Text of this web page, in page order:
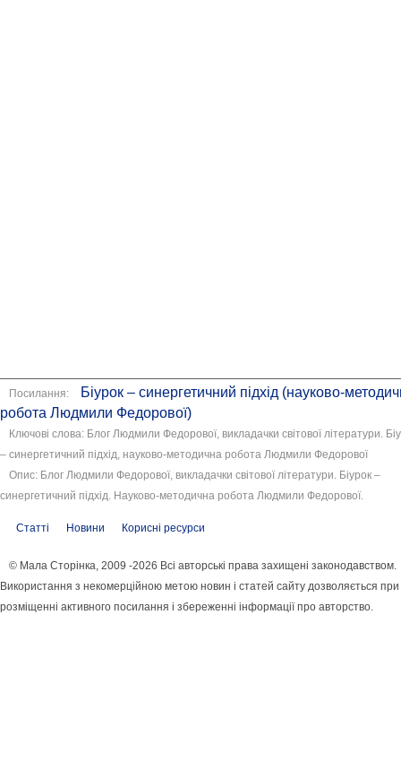
Посилання:
Біурок – синергетичний підхід (науково-
робота Людмили Федорової)
Ключові слова: Блог Людмили Федорової, викладачки світової літератури.
– синергетичний підхід, науково-методична робота Людмили Федорової
Опис: Блог Людмили Федорової, викладачки світової літератури. Біурок –
синергетичний підхід. Науково-методична робота Людмили Федорової.
Статті Новини Корисні ресурси
© Мала Сторінка, 2009 -2026 Всі авторські права захищені законодавством.
Використання з некомерційною метою новин і статей сайту дозволяється при
розміщенні активного посилання і збереженні інформації про авторство.